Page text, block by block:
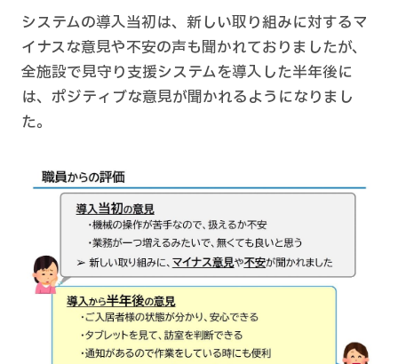
システムの導入当初は、新しい取り組みに対するマ
イナスな意見や不安の声も聞かれておりましたが、
全施設で見守り支援システムを導入した半年後に
は、ポジティブな意見が聞かれるようになりまし
た。